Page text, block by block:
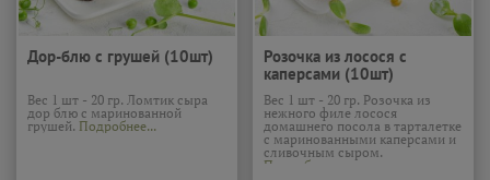
Дор-блю с грушей (10шт)
Вес 1 шт - 20 гр. Ломтик сыра
дор блю с маринованной
грушей. Подробнее...
Розочка из лосося с
каперсами (10шт)
Вес 1 шт - 20 гр. Розочка из
нежного филе лосося
домашнего посола в тарталетке
с маринованными каперсами и
сливочным сыром.
Подробнее...